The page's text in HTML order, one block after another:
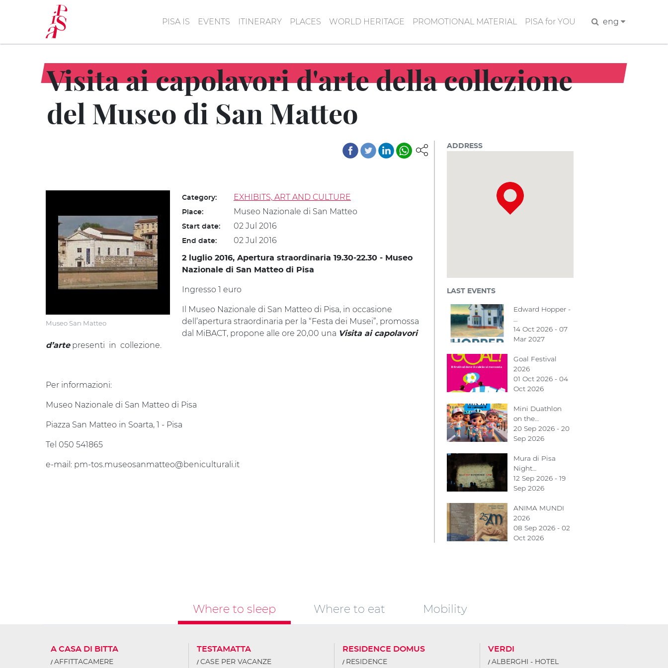
content
PISA IS EVENTS ITINERARY PLACES WORLD HERITAGE PROMOTIONAL MATERIAL PISA for YOU Searcheng
Visita ai capolavori d'arte della collezione
del Museo di San Matteo
Museo San Matteo
Category: EXHIBITS, ART AND CULTURE
Place: Museo Nazionale di San Matteo
Start date: 02 Jul 2016
End date: 02 Jul 2016
2 luglio 2016, Apertura straordinaria 19.30-22.30 - Museo
Nazionale di San Matteo di Pisa
Ingresso 1 euro
Il Museo Nazionale di San Matteo di Pisa, in occasione
dell’apertura straordinaria per la “Festa dei Musei”, promossa
dal MiBACT, propone alle ore 20,00 una Visita ai capolavori
d’artepresenti in collezione.
Per informazioni:
Museo Nazionale di San Matteo di Pisa
Piazza San Matteo in Soarta, 1 - Pisa
Tel 050 541865
e-mail: pm-tos.museosanmatteo@beniculturali.it
ADDRESS
LAST EVENTS
Edward Hopper -
14 Oct 2026 - 07
Mar 2027
Goal Festival
2026
01 Oct 2026 - 04
Oct 2026
Mini Duathlon
on the…
20 Sep 2026 - 20
Sep 2026
Mura di Pisa
Night…
12 Sep 2026 - 19
Sep 2026
ANIMA MUNDI
2026
08 Sep 2026 - 02
Oct 2026
Where to sleep Where to eat Mobility
A CASA DI BITTA
AFFITTACAMERE
TESTAMATTA
CASE PER VACANZE
RESIDENCE DOMUS
RESIDENCE
VERDI
ALBERGHI - HOTEL